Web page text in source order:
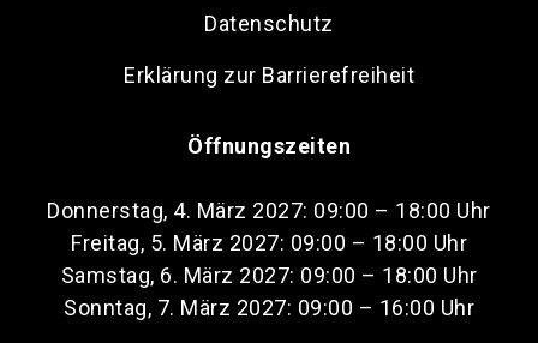
Datenschutz
Erklärung zur Barrierefreiheit
Öffnungszeiten
Donnerstag, 4. März 2027: 09:00 – 18:00 Uhr
Freitag, 5. März 2027: 09:00 – 18:00 Uhr
Samstag, 6. März 2027: 09:00 – 18:00 Uhr
Sonntag, 7. März 2027: 09:00 – 16:00 Uhr